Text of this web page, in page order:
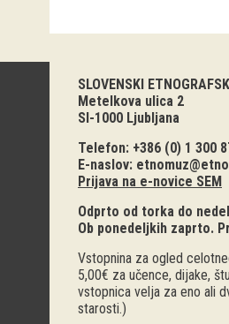
SLOVENSKI
Metelkova ulica 2
SI-1000 Ljubljana
Telefon: +386 (0) 1 300
E-naslov:
Prijava na e-novice SEM
Odprto od torka do
Ob ponedeljkih zaprto.
Vstopnina za ogled
5,00€ za učence, dijake,
vstopnica velja za eno ali
starosti.)